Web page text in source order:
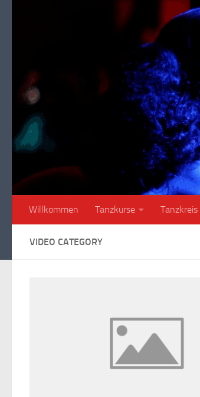
Willkommen Tanzkurse Tanzkreis
VIDEO CATEGORY